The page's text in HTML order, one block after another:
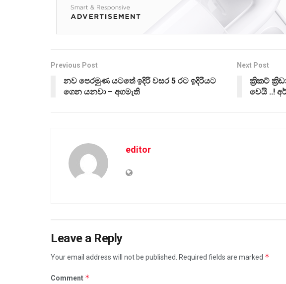
Previous Post
නව පෙරමුණ යටතේ ඉදිරි වසර 5 රට ඉදිරියට
ගෙන යනවා – අගමැති
Next Post
ක්‍රිකට්
වෙයි ..!
editor
Leave a Reply
Your email address will not be published. Required fields are marked *
Comment *